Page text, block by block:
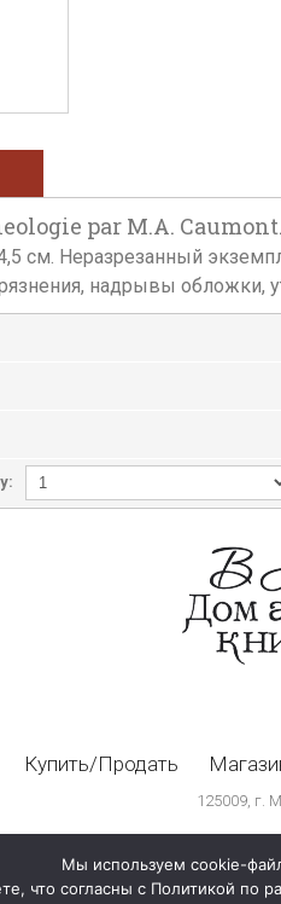
par M.A.
см. Неразрезанный
надрывы обложки,
Купить/Продать
125009, г.
Мы используем cookie-
что согласны с Политикой